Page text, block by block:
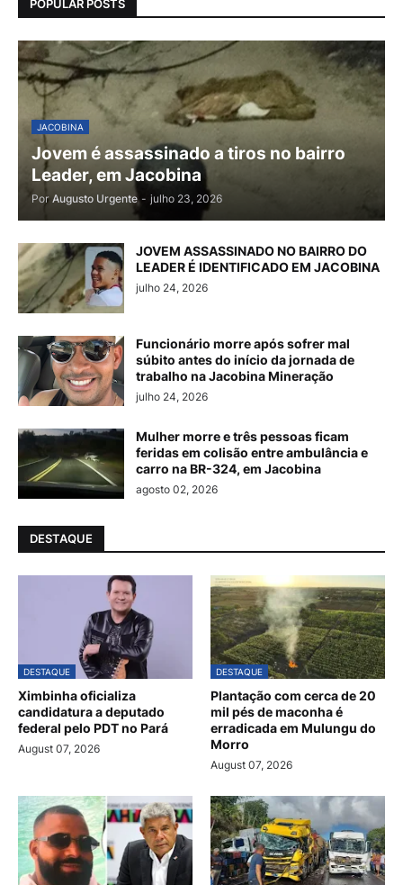
POPULAR POSTS
JACOBINA
Jovem é assassinado a tiros no bairro
Leader, em Jacobina
Por Augusto Urgente - julho 23, 2026
JOVEM ASSASSINADO NO BAIRRO DO
LEADER É IDENTIFICADO EM JACOBINA
julho 24, 2026
Funcionário morre após sofrer mal
súbito antes do início da jornada de
trabalho na Jacobina Mineração
julho 24, 2026
Mulher morre e três pessoas ficam
feridas em colisão entre ambulância e
carro na BR-324, em Jacobina
agosto 02, 2026
DESTAQUE
DESTAQUE
Ximbinha oficializa
candidatura a deputado
federal pelo PDT no Pará
August 07, 2026
DESTAQUE
Plantação com cerca de 20
mil pés de maconha é
erradicada em Mulungu do
Morro
August 07, 2026